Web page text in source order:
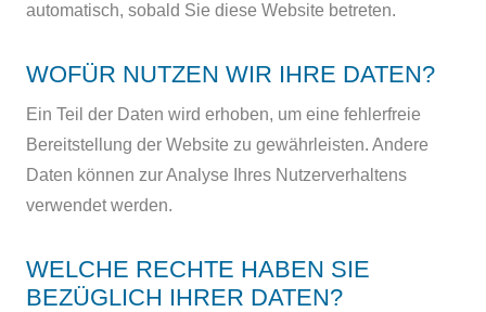
automatisch, sobald Sie diese Website betreten.
WOFÜR NUTZEN WIR IHRE DATEN?
Ein Teil der Daten wird erhoben, um eine fehlerfreie
Bereitstellung der Website zu gewährleisten. Andere
Daten können zur Analyse Ihres Nutzerverhaltens
verwendet werden.
WELCHE RECHTE HABEN SIE
BEZÜGLICH IHRER DATEN?